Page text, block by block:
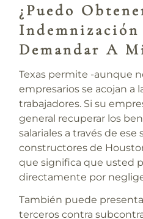
¿Puedo
Demandar A
Texas permite -aunque
empresarios se acojan a
trabajadores. Si su
general recuperar los
salariales a través de
constructores de
que significa que usted
directamente por
También puede
terceros contra